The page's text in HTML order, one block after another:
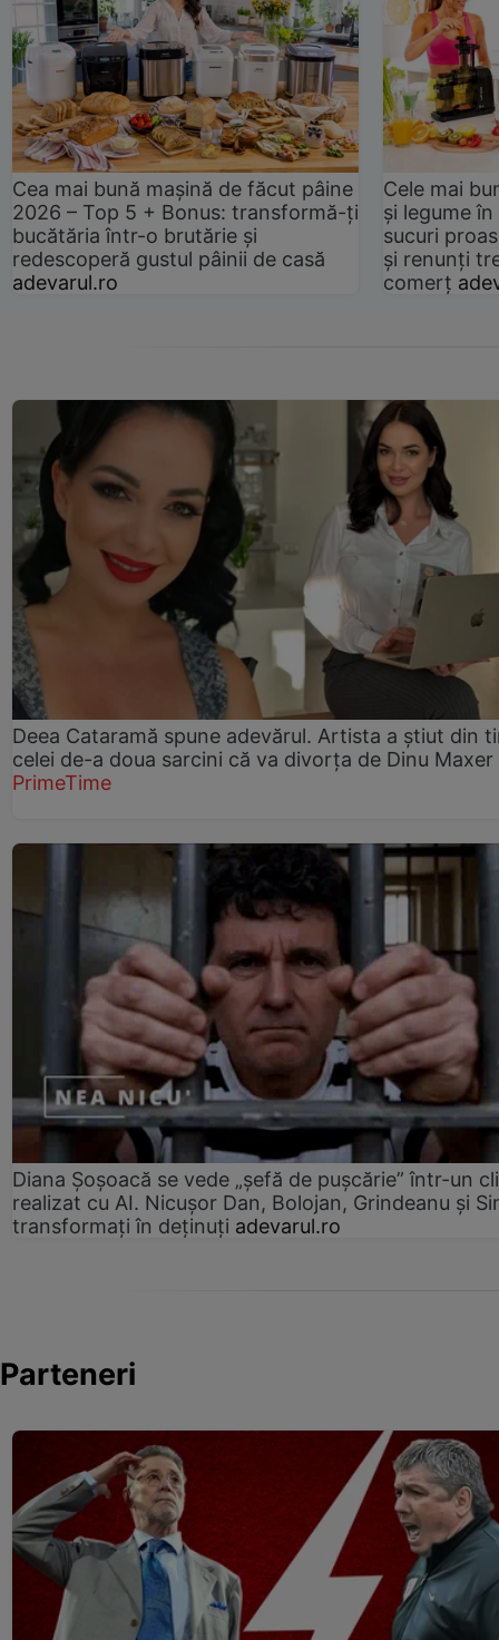
Cea mai bună mașină de făcut pâine
2026 – Top 5 + Bonus: transformă-ți
bucătăria într-o brutărie și
redescoperă gustul pâinii de casă
adevarul.ro
Cele mai
și legume
sucuri
și renunți
comerț
Deea Cataramă spune adevărul. Artista a știut din
celei de-a doua sarcini că va divorța de Dinu Maxer
PrimeTime
Diana Șoșoacă se vede „șefă de pușcărie” într-un
realizat cu AI. Nicușor Dan, Bolojan, Grindeanu și
transformați în deținuți adevarul.ro
Parteneri